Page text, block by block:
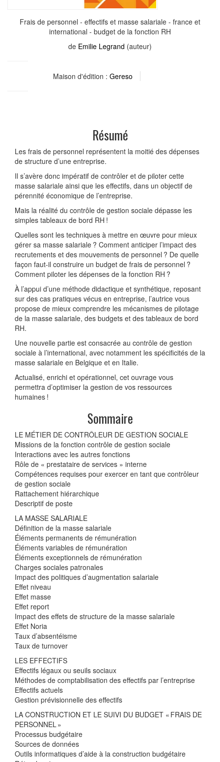
Frais de personnel - effectifs et masse salariale - france et
international - budget de la fonction RH
de Emilie Legrand (auteur)
Maison d'édition : Gereso
Résumé
Les frais de personnel représentent la moitié des dépenses
de structure d’une entreprise.
Il s’avère donc impératif de contrôler et de piloter cette
masse salariale ainsi que les effectifs, dans un objectif de
pérennité économique de l’entreprise.
Mais la réalité du contrôle de gestion sociale dépasse les
simples tableaux de bord RH !
Quelles sont les techniques à mettre en œuvre pour mieux
gérer sa masse salariale ? Comment anticiper l’impact des
recrutements et des mouvements de personnel ? De quelle
façon faut-il construire un budget de frais de personnel ?
Comment piloter les dépenses de la fonction RH ?
À l’appui d’une méthode didactique et synthétique, reposant
sur des cas pratiques vécus en entreprise, l’autrice vous
propose de mieux comprendre les mécanismes de pilotage
de la masse salariale, des budgets et des tableaux de bord
RH.
Une nouvelle partie est consacrée au contrôle de gestion
sociale à l’international, avec notamment les spécificités de la
masse salariale en Belgique et en Italie.
Actualisé, enrichi et opérationnel, cet ouvrage vous
permettra d’optimiser la gestion de vos ressources
humaines !
Sommaire
LE MÉTIER DE CONTRÔLEUR DE GESTION SOCIALE
Missions de la fonction contrôle de gestion sociale
Interactions avec les autres fonctions
Rôle de « prestataire de services » interne
Compétences requises pour exercer en tant que contrôleur
de gestion sociale
Rattachement hiérarchique
Descriptif de poste
LA MASSE SALARIALE
Définition de la masse salariale
Éléments permanents de rémunération
Éléments variables de rémunération
Éléments exceptionnels de rémunération
Charges sociales patronales
Impact des politiques d’augmentation salariale
Effet niveau
Effet masse
Effet report
Impact des effets de structure de la masse salariale
Effet Noria
Taux d’absentéisme
Taux de turnover
LES EFFECTIFS
Effectifs légaux ou seuils sociaux
Méthodes de comptabilisation des effectifs par l’entreprise
Effectifs actuels
Gestion prévisionnelle des effectifs
LA CONSTRUCTION ET LE SUIVI DU BUDGET « FRAIS DE
PERSONNEL »
Processus budgétaire
Sources de données
Outils informatiques d’aide à la construction budgétaire